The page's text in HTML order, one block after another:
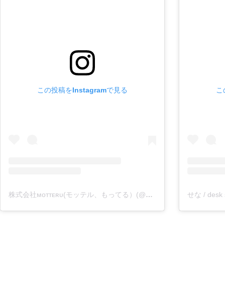
この投稿をInstagramで見る
株式会社ᴍᴏᴛᴛᴇʀᴜ(モッテル、もってる）(@motteru_enjoy)がシェアした投稿